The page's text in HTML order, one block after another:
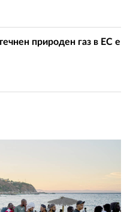
природен газ в ЕС е